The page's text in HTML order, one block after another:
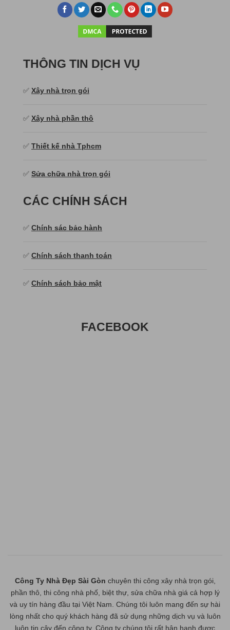
THÔNG TIN DỊCH VỤ
✅ Xây nhà trọn gói
✅ Xây nhà phần thô
✅ Thiết kế nhà Tphcm
✅ Sửa chữa nhà trọn gói
CÁC CHÍNH SÁCH
✅ Chính sác bảo hành
✅ Chính sách thanh toán
✅ Chính sách bảo mật
FACEBOOK
Công Ty Nhà Đẹp Sài Gòn chuyên thi công xây nhà trọn gói,
phần thô, thi công nhà phố, biệt thự, sửa chữa nhà giá cả hợp lý
và uy tín hàng đầu tại Việt Nam. Chúng tôi luôn mang đến sự hài
lòng nhất cho quý khách hàng đã sử dụng những dịch vụ và luôn
luôn tin cậy đến công ty. Công ty chúng tôi rất hân hạnh được